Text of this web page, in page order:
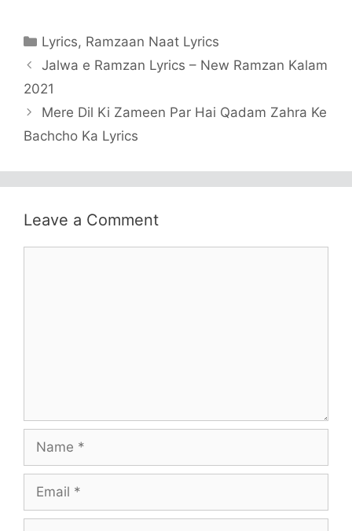
Categories
Lyrics, Ramzaan Naat Lyrics
Jalwa e Ramzan Lyrics – New Ramzan Kalam
2021
Mere Dil Ki Zameen Par Hai Qadam Zahra Ke
Bachcho Ka Lyrics
Leave a Comment
Name
Email